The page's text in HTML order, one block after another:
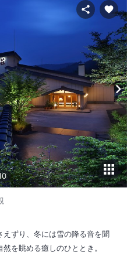
ずり、冬には雪の降る音を聞
を眺める癒しのひととき。